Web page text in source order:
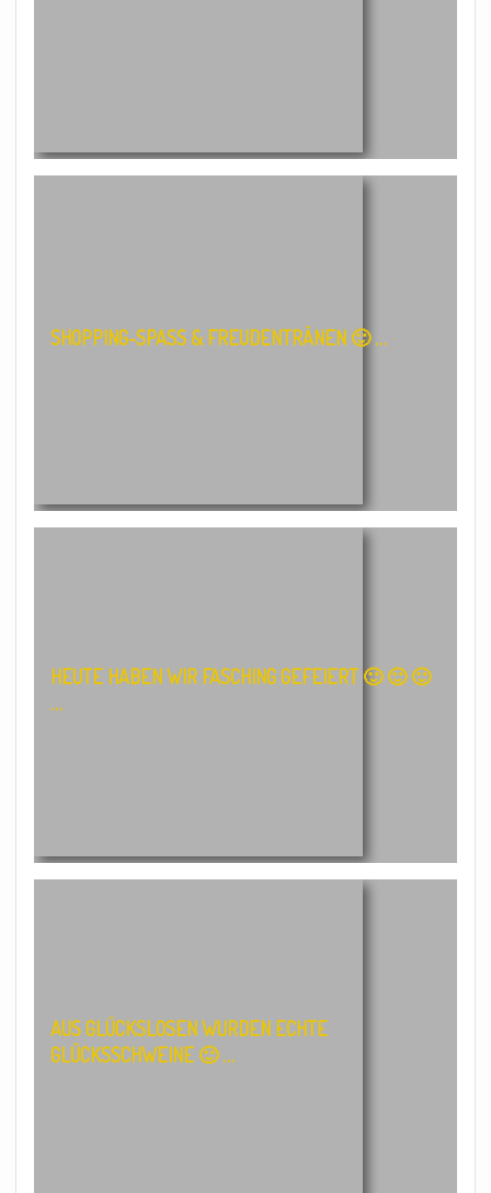
SHOPPING-SPASS & FREUDENTRÄNEN 🙂 …
HEUTE HABEN WIR FASCHING GEFEIERT 🙂 🙂 🙂
…
AUS GLÜCKSLOSEN WURDEN ECHTE
GLÜCKSSCHWEINE 🙂 …